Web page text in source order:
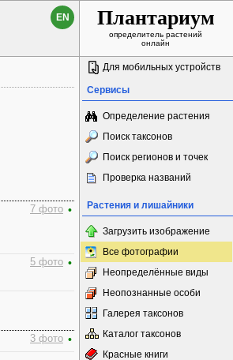
EN Плантариум
определитель растений
онлайн
7 фото •
5 фото •
3 фото •
Для мобильных устройств
Сервисы
Определение растения
Поиск таксонов
Поиск регионов и точек
Проверка названий
Растения и лишайники
Загрузить изображение
Все фотографии
Неопределённые виды
Неопознанные особи
Галерея таксонов
Каталог таксонов
Красные книги